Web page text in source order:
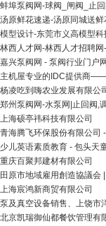
蚌埠泵阀网-球阀_闸阀_止
汤原鲜花速递-汤原同城送
模型设计-东莞市义高模型科
林西人才网-林西人才招聘网
嘉兴泵阀网 - 泵阀行业门户
主机屋专业的IDC提供商
杨凌吃到嗨农业发展有限公
郑州泵阀网-水泵网|止回阀,
上海硕亭祎科技有限公司
青海腾飞环保股份有限公司
少儿英语素质教育 - 包头天
重庆百聚邦建材有限公司
田原市地域雇用創造協議会
上海宸鸿新商贸有限公司
泵及真空设备销售、上饶市
北京凯瑞御仙都餐饮管理有